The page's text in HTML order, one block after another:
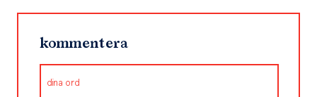
kommentera